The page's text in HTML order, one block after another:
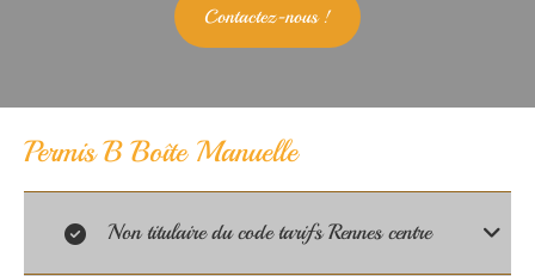
Contactez-nous !
Permis B Boîte Manuelle
Non titulaire du code tarifs Rennes centre